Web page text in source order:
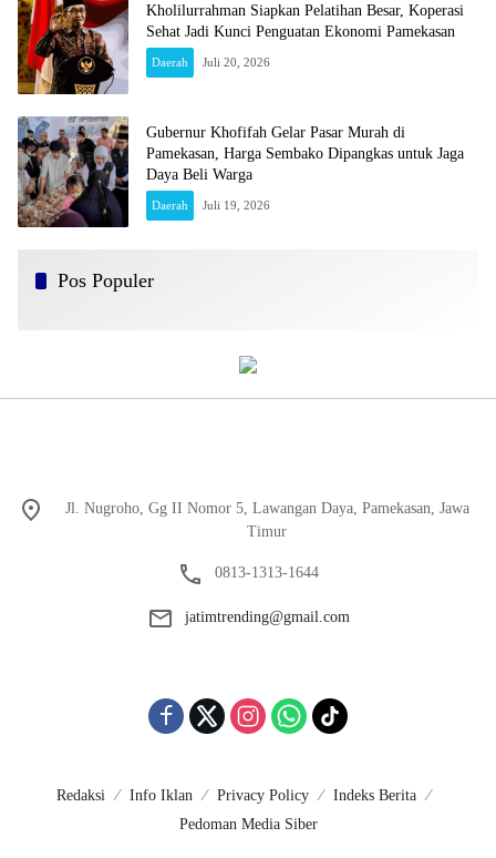
Kholilurrahman Siapkan Pelatihan Besar, Koperasi
Sehat Jadi Kunci Penguatan Ekonomi Pamekasan
Daerah Juli 20, 2026
Gubernur Khofifah Gelar Pasar Murah di
Pamekasan, Harga Sembako Dipangkas untuk Jaga
Daya Beli Warga
Daerah Juli 19, 2026
Pos Populer
Jl. Nugroho, Gg II Nomor 5, Lawangan Daya, Pamekasan, Jawa
Timur
0813-1313-1644
jatimtrending@gmail.com
Redaksi Info Iklan Privacy Policy
Indeks Berita
Pedoman Media Siber